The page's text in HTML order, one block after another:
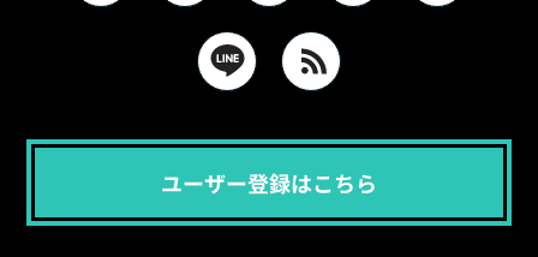
ユーザー登録はこちら